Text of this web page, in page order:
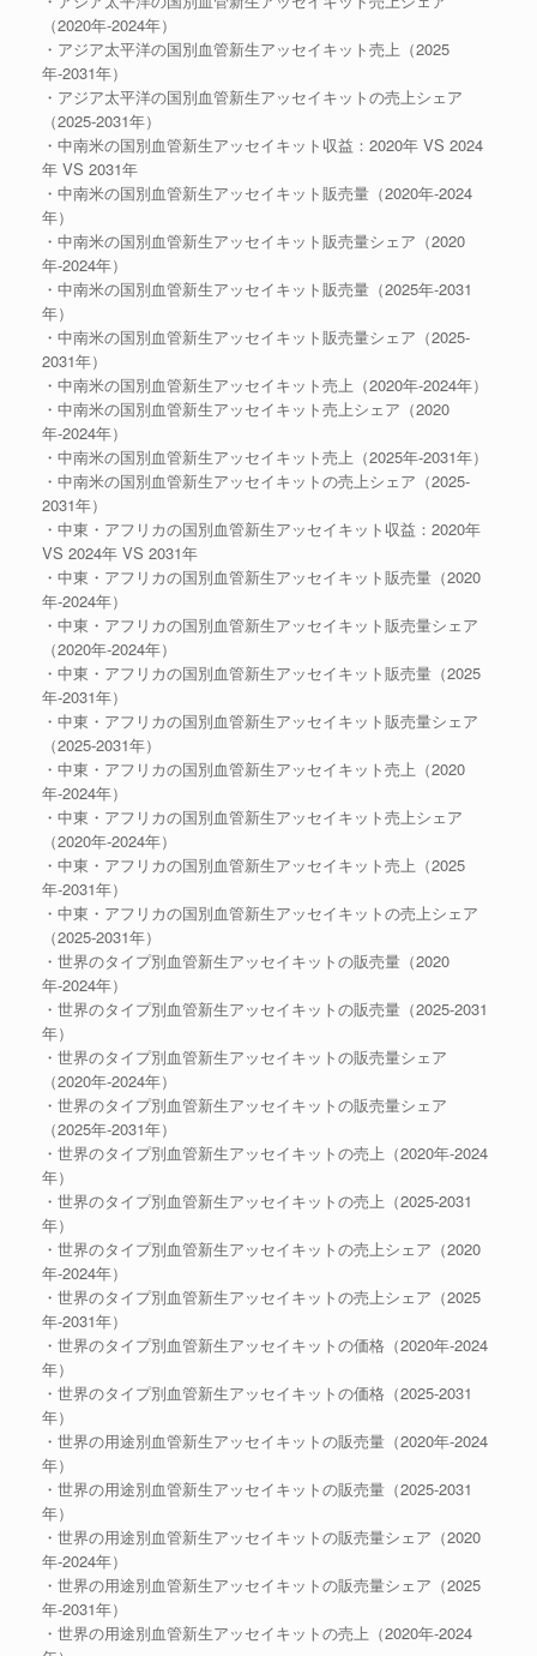
（2020年-2024年）
・アジア太平洋の国別血管新生アッセイキット売上（2025
年-2031年）
・アジア太平洋の国別血管新生アッセイキットの売上シェア
（2025-2031年）
・中南米の国別血管新生アッセイキット収益：2020年 VS 2024
年 VS 2031年
・中南米の国別血管新生アッセイキット販売量（2020年-2024
年）
・中南米の国別血管新生アッセイキット販売量シェア（2020
年-2024年）
・中南米の国別血管新生アッセイキット販売量（2025年-2031
年）
・中南米の国別血管新生アッセイキット販売量シェア（2025-
2031年）
・中南米の国別血管新生アッセイキット売上（2020年-2024年）
・中南米の国別血管新生アッセイキット売上シェア（2020
年-2024年）
・中南米の国別血管新生アッセイキット売上（2025年-2031年）
・中南米の国別血管新生アッセイキットの売上シェア（2025-
2031年）
・中東・アフリカの国別血管新生アッセイキット収益：2020年
VS 2024年 VS 2031年
・中東・アフリカの国別血管新生アッセイキット販売量（2020
年-2024年）
・中東・アフリカの国別血管新生アッセイキット販売量シェア
（2020年-2024年）
・中東・アフリカの国別血管新生アッセイキット販売量（2025
年-2031年）
・中東・アフリカの国別血管新生アッセイキット販売量シェア
（2025-2031年）
・中東・アフリカの国別血管新生アッセイキット売上（2020
年-2024年）
・中東・アフリカの国別血管新生アッセイキット売上シェア
（2020年-2024年）
・中東・アフリカの国別血管新生アッセイキット売上（2025
年-2031年）
・中東・アフリカの国別血管新生アッセイキットの売上シェア
（2025-2031年）
・世界のタイプ別血管新生アッセイキットの販売量（2020
年-2024年）
・世界のタイプ別血管新生アッセイキットの販売量（2025-2031
年）
・世界のタイプ別血管新生アッセイキットの販売量シェア
（2020年-2024年）
・世界のタイプ別血管新生アッセイキットの販売量シェア
（2025年-2031年）
・世界のタイプ別血管新生アッセイキットの売上（2020年-2024
年）
・世界のタイプ別血管新生アッセイキットの売上（2025-2031
年）
・世界のタイプ別血管新生アッセイキットの売上シェア（2020
年-2024年）
・世界のタイプ別血管新生アッセイキットの売上シェア（2025
年-2031年）
・世界のタイプ別血管新生アッセイキットの価格（2020年-2024
年）
・世界のタイプ別血管新生アッセイキットの価格（2025-2031
年）
・世界の用途別血管新生アッセイキットの販売量（2020年-2024
年）
・世界の用途別血管新生アッセイキットの販売量（2025-2031
年）
・世界の用途別血管新生アッセイキットの販売量シェア（2020
年-2024年）
・世界の用途別血管新生アッセイキットの販売量シェア（2025
年-2031年）
・世界の用途別血管新生アッセイキットの売上（2020年-2024